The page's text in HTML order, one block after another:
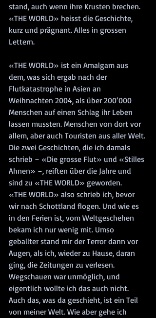
stand, auch wenn ihre Krusten brechen.
«THE WORLD» heisst die Geschichte,
kurz und prägnant. Alles in grossen
Lettern.
«THE WORLD» ist ein Amalgam aus
dem, was sich ergab nach der
Flutkatastrophe in Asien an
Weihnachten 2004, als über 200‘000
Menschen auf einen Schlag ihr Leben
lassen mussten. Menschen von dort vor
allem, aber auch Touristen aus aller Welt.
Die zwei Geschichten, die ich damals
schrieb – «Die grosse Flut» und «Stilles
Ahnen» –, reiften über die Jahre und
sind zu «THE WORLD» geworden.
«THE WORLD» also schrieb ich, bevor
wir nach Schottland flogen. Und wie es
in den Ferien ist, vom Weltgeschehen
bekam ich nur wenig mit. Umso
geballter stand mir der Terror dann vor
Augen, als ich, wieder zu Hause, daran
ging, die Zeitungen zu verlesen.
Wegschauen war unmöglich, und
eigentlich wollte ich das auch nicht.
Auch das, was da geschieht, ist ein Teil
von meiner Welt. Wie aber gehe ich